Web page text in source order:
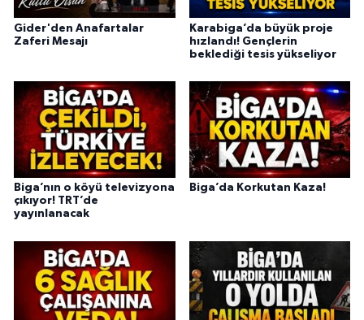
Gider'den Anafartalar
Zaferi Mesajı
Karabiga’da büyük proje
hızlandı! Gençlerin
beklediği tesis yükseliyor
Biga’nın o köyü televizyona
çıkıyor! TRT’de
yayınlanacak
Biga’da Korkutan Kaza!